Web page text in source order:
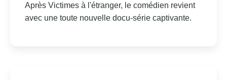
Après Victimes à l'étranger, le comédien revient
avec une toute nouvelle docu-série captivante.